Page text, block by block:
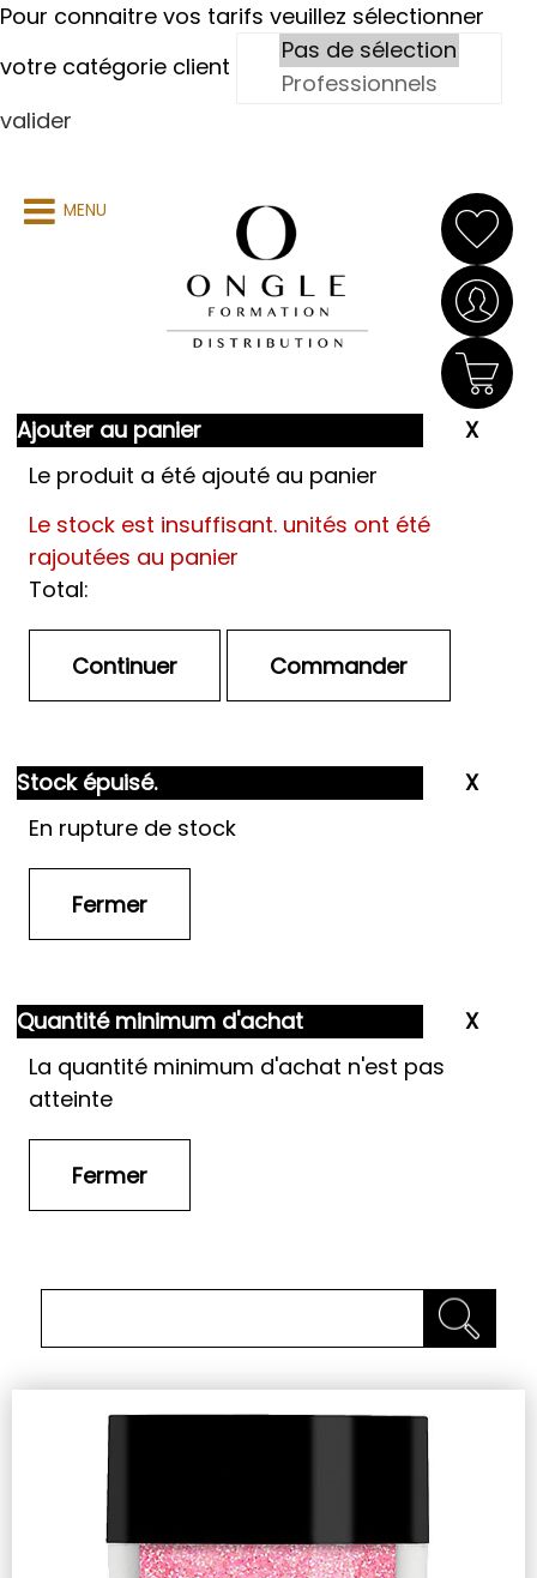
Pour connaitre vos tarifs veuillez sélectionner
votre catégorie client
valider
MENU
Ajouter au panier
Le produit a été ajouté au panier
Le stock est insuffisant. unités ont été
rajoutées au panier
Total:
Stock épuisé.
En rupture de stock
Quantité minimum d'achat
La quantité minimum d'achat n'est pas
atteinte